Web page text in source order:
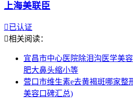
上海美联臣
已认证
相关阅读：
宜昌市中心医院除泪沟医学美
肥大鼻头缩小等
营口市维生素e去黄褐斑哪家整
美容口碑汇总)